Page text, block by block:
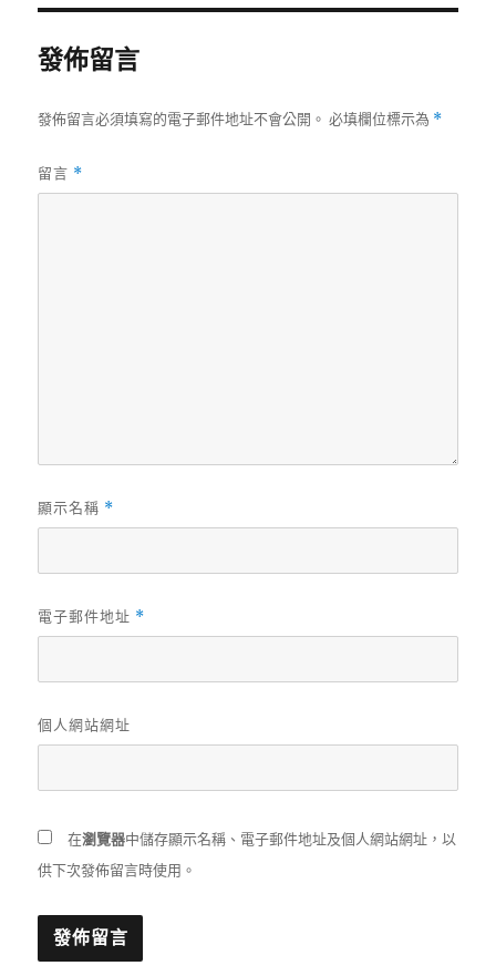
發佈留言
發佈留言必須填寫的電子郵件地址不會公開。 必填欄位標示為 *
留言 *
顯示名稱 *
電子郵件地址 *
個人網站網址
在瀏覽器中儲存顯示名稱、電子郵件地址及個人網站網址，以
供下次發佈留言時使用。